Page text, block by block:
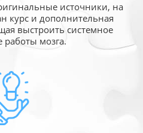
источники, на
курс и дополнительная
выстроить системное
мозга.